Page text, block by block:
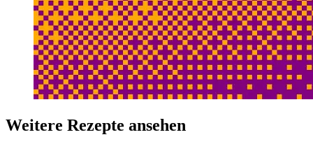
Weitere Rezepte ansehen